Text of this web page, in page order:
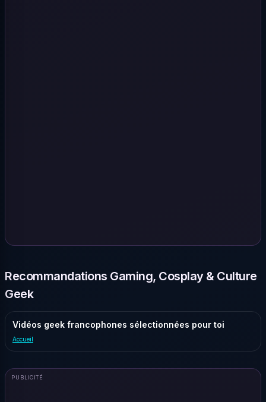
Recommandations Gaming, Cosplay & Culture
Geek
Vidéos geek francophones sélectionnées pour toi
Accueil
PUBLICITÉ